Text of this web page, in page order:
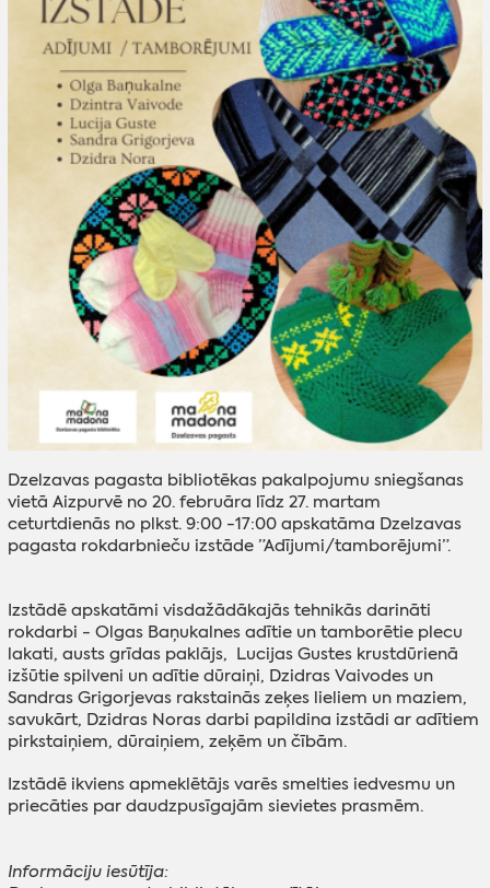
Dzelzavas pagasta bibliotēkas pakalpojumu sniegšanas
vietā Aizpurvē no 20. februāra līdz 27. martam
ceturtdienās no plkst. 9:00 -17:00 apskatāma Dzelzavas
pagasta rokdarbnieču izstāde ”Adījumi/tamborējumi”.
Izstādē apskatāmi visdažādākajās tehnikās darināti
rokdarbi - Olgas Baņukalnes adītie un tamborētie plecu
lakati, austs grīdas paklājs, Lucijas Gustes krustdūrienā
izšūtie spilveni un adītie dūraiņi, Dzidras Vaivodes un
Sandras Grigorjevas rakstainās zeķes lieliem un maziem,
savukārt, Dzidras Noras darbi papildina izstādi ar adītiem
pirkstaiņiem, dūraiņiem, zeķēm un čībām.
Izstādē ikviens apmeklētājs varēs smelties iedvesmu un
priecāties par daudzpusīgajām sievietes prasmēm.
Informāciju iesūtīja: